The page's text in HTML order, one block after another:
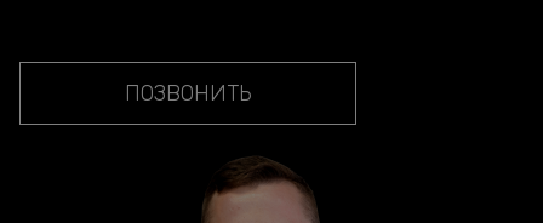
ПОЗВОНИТЬ